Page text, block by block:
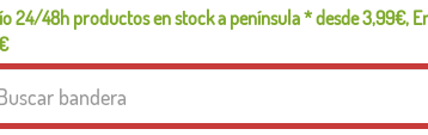
24/48h productos en stock a península * desde 3,99€,